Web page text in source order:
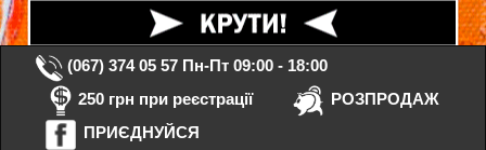
(067) 374 05 57 Пн-Пт 09:00 - 18:00
250 грн при реєстрації
РОЗПРОДАЖ
ПРИЄДНУЙСЯ